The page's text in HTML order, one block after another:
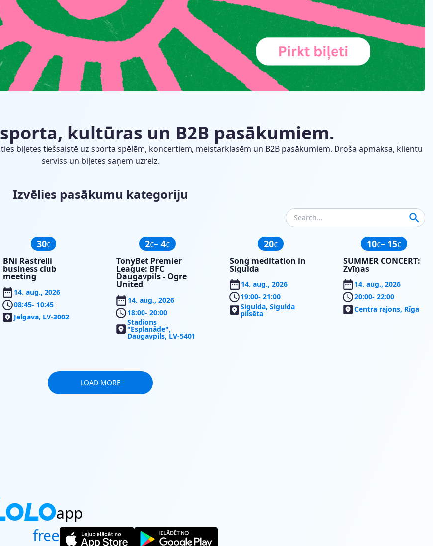
kultūras un B2B pasākumiem.
biļetes tiešsaistē uz sporta spēlēm, koncertiem, meistarklasēm un B2B pasākumiem. Droša apmaksa, klientu
serviss un biļetes saņem uzreiz.
Izvēlies pasākumu kategoriju
30€
BNi Rastrelli
business club
meeting
14. aug., 2026
08:45- 10:45
Jelgava, LV-3002
2€– 4€
TonyBet Premier
League: BFC
Daugavpils - Ogre
United
14. aug., 2026
18:00- 20:00
Stadions
"Esplanāde",
Daugavpils, LV-5401
20€
Song meditation in
Sigulda
14. aug., 2026
19:00- 21:00
Sigulda, Sigulda
pilsēta
10€– 15€
SUMMER CONCERT:
Zvīņas
14. aug., 2026
20:00- 22:00
Centra rajons, Rīga
LOAD MORE
app
free